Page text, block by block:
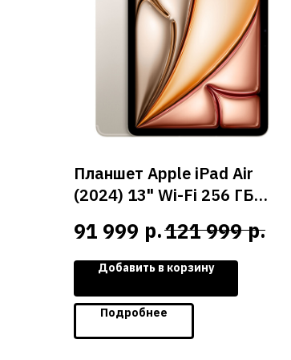
Планшет Apple iPad Air
(2024) 13" Wi-Fi 256 ГБ
звезда)
91 999 р.121 999 р.
Добавить в корзину
Подробнее